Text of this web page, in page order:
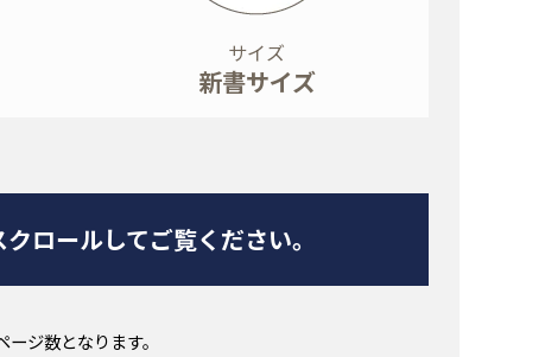
サイズ
新書サイズ
ロールしてご覧ください。
ジ数となります。